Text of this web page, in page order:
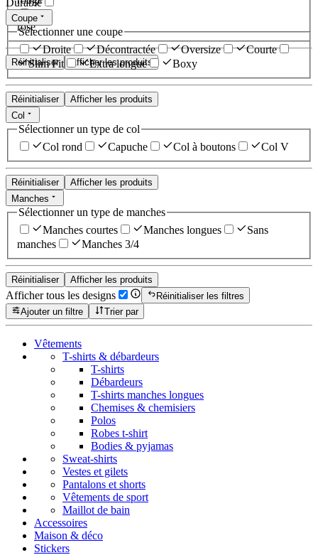
rose
Réinitialiser Afficher les produits
Durable
Coupe
Sélectionner une coupe
Droite
Décontractée Oversize
Courte
Slim Fit
Extra longue Boxy
Réinitialiser
Afficher les produits
Col
Sélectionner un type de col
Col rond
Capuche Col à boutons Col V
Réinitialiser
Afficher les produits
Manches
Sélectionner un type de manches
Manches courtes
Manches longues
Sans
manches
Manches 3/4
Réinitialiser Afficher les produits
Afficher tous les designs
Réinitialiser les filtres
Ajouter un filtre
Trier par
Vêtements
T-shirts & débardeurs
T-shirts
Débardeurs
T-shirts manches longues
Chemises & chemisiers
Polos
Robes t-shirt
Bodies & pyjamas
Sweat-shirts
Vestes et gilets
Pantalons et shorts
Vêtements de sport
Maillot de bain
Accessoires
Maison & déco
Stickers